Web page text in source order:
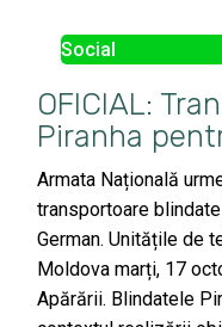
Social
OFICIAL:
Piranha
Armata Națională
transportoare
German. Unitățile de
Moldova marți, 17
Apărării. Blindatele